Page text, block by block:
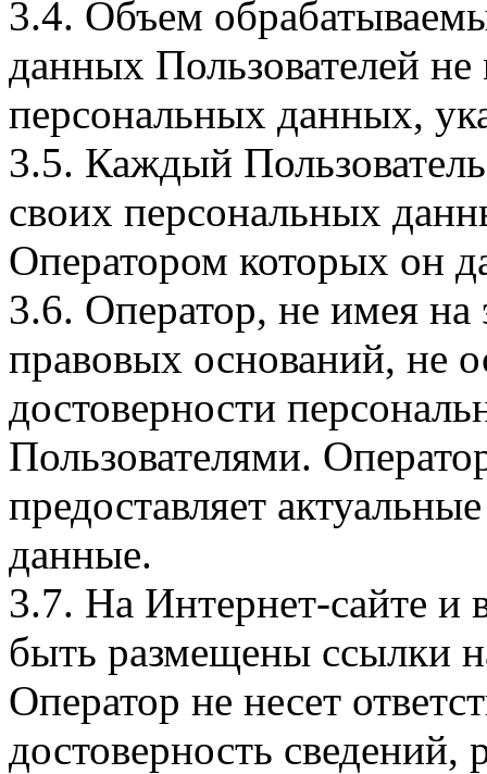
3.4. Объем
данных Пользователей
персональных данных,
3.5. Каждый
своих персональных
Оператором которых он
3.6. Оператор, не имея
правовых оснований, не
достоверности
Пользователями.
предоставляет
данные.
3.7. На Интернет-сайте
быть размещены ссылки
Оператор не несет
достоверность